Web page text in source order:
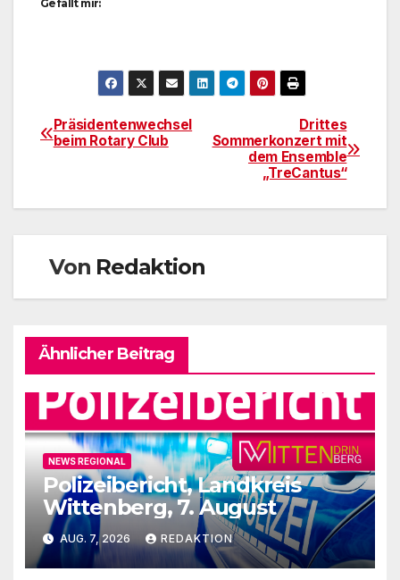
Gefällt mir:
Beitragsnavigation Drittes
Sommerkonzert mit
dem Ensemble
„TreCantus“
Präsidentenwechsel
beim Rotary Club
Von Redaktion
Ähnlicher Beitrag
NEWS REGIONAL
Polizeibericht, Landkreis
Wittenberg, 7. August
AUG. 7, 2026 REDAKTION